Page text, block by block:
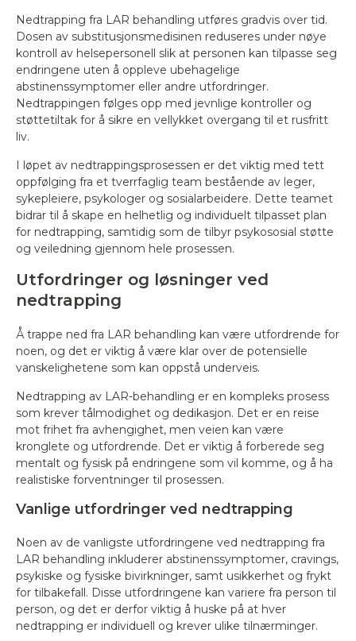
Nedtrapping fra LAR behandling utføres gradvis over tid.
Dosen av substitusjonsmedisinen reduseres under nøye
kontroll av helsepersonell slik at personen kan tilpasse seg
endringene uten å oppleve ubehagelige
abstinenssymptomer eller andre utfordringer.
Nedtrappingen følges opp med jevnlige kontroller og
støttetiltak for å sikre en vellykket overgang til et rusfritt
liv.
I løpet av nedtrappingsprosessen er det viktig med tett
oppfølging fra et tverrfaglig team bestående av leger,
sykepleiere, psykologer og sosialarbeidere. Dette teamet
bidrar til å skape en helhetlig og individuelt tilpasset plan
for nedtrapping, samtidig som de tilbyr psykososial støtte
og veiledning gjennom hele prosessen.
Utfordringer og løsninger ved
nedtrapping
Å trappe ned fra LAR behandling kan være utfordrende for
noen, og det er viktig å være klar over de potensielle
vanskelighetene som kan oppstå underveis.
Nedtrapping av LAR-behandling er en kompleks prosess
som krever tålmodighet og dedikasjon. Det er en reise
mot frihet fra avhengighet, men veien kan være
kronglete og utfordrende. Det er viktig å forberede seg
mentalt og fysisk på endringene som vil komme, og å ha
realistiske forventninger til prosessen.
Vanlige utfordringer ved nedtrapping
Noen av de vanligste utfordringene ved nedtrapping fra
LAR behandling inkluderer abstinenssymptomer, cravings,
psykiske og fysiske bivirkninger, samt usikkerhet og frykt
for tilbakefall. Disse utfordringene kan variere fra person til
person, og det er derfor viktig å huske på at hver
nedtrapping er individuell og krever ulike tilnærminger.